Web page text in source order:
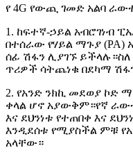
የ 4G የውጪ ገመድ አልባ
1. ከፍተኛ-ኃይል አብሮገነብ
በተሰራው የሃይል ማጉያ (PA)
ሰፊ ሽፋን ሊያገኙ
ጥሪዎች ሳትጨነቁ በደካማ
2. የአንድ ንክኪ መደወያ ኮድ
ቀላል ሆኖ አያውቅም።የኛ
እና ደህንነቱ የተጠበቀ እና
እንዲደሰቱ የሚያስችል ምቹ
አላቸው።